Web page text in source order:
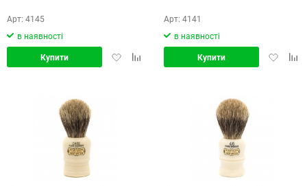
Арт: 4145
в наявності
ДодатиДодати
Купити
Арт: 4141
в наявності
Додати
Купити